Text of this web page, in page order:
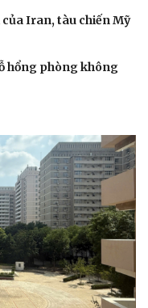
Câu chuyện thời
Đọc truyện đêm
Kể chuyện cho bé
Iran, tàu chiến Mỹ
hổng phòng không